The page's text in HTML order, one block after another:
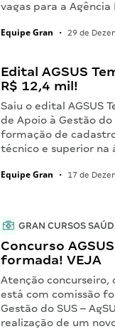
vagas para a
Equipe Gran • 29 de
Edital AGSUS
R$ 12,4 mil!
Saiu o edital AGSUS
de Apoio à Gestão
formação de
técnico e superior na
Equipe Gran • 17 de
GRAN CURSOS
Concurso
formada! VEJA
Atenção concurseiro,
está com comissão
Gestão do SUS –
realização de um